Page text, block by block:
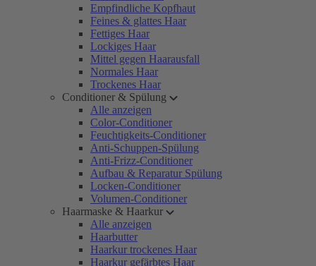
Empfindliche Kopfhaut
Feines & glattes Haar
Fettiges Haar
Lockiges Haar
Mittel gegen Haarausfall
Normales Haar
Trockenes Haar
Conditioner & Spülung
Alle anzeigen
Color-Conditioner
Feuchtigkeits-Conditioner
Anti-Schuppen-Spülung
Anti-Frizz-Conditioner
Aufbau & Reparatur Spülung
Locken-Conditioner
Volumen-Conditioner
Haarmaske & Haarkur
Alle anzeigen
Haarbutter
Haarkur trockenes Haar
Haarkur gefärbtes Haar